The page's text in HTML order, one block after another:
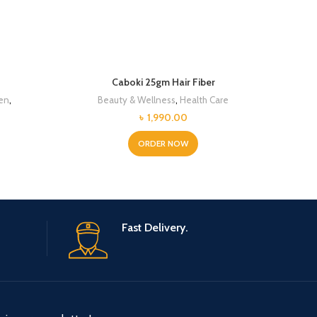
,
Caboki 25gm Hair Fiber
Beauty & Wellness, Health Care
৳ 1,990.00
ORDER NOW
Fast Delivery.